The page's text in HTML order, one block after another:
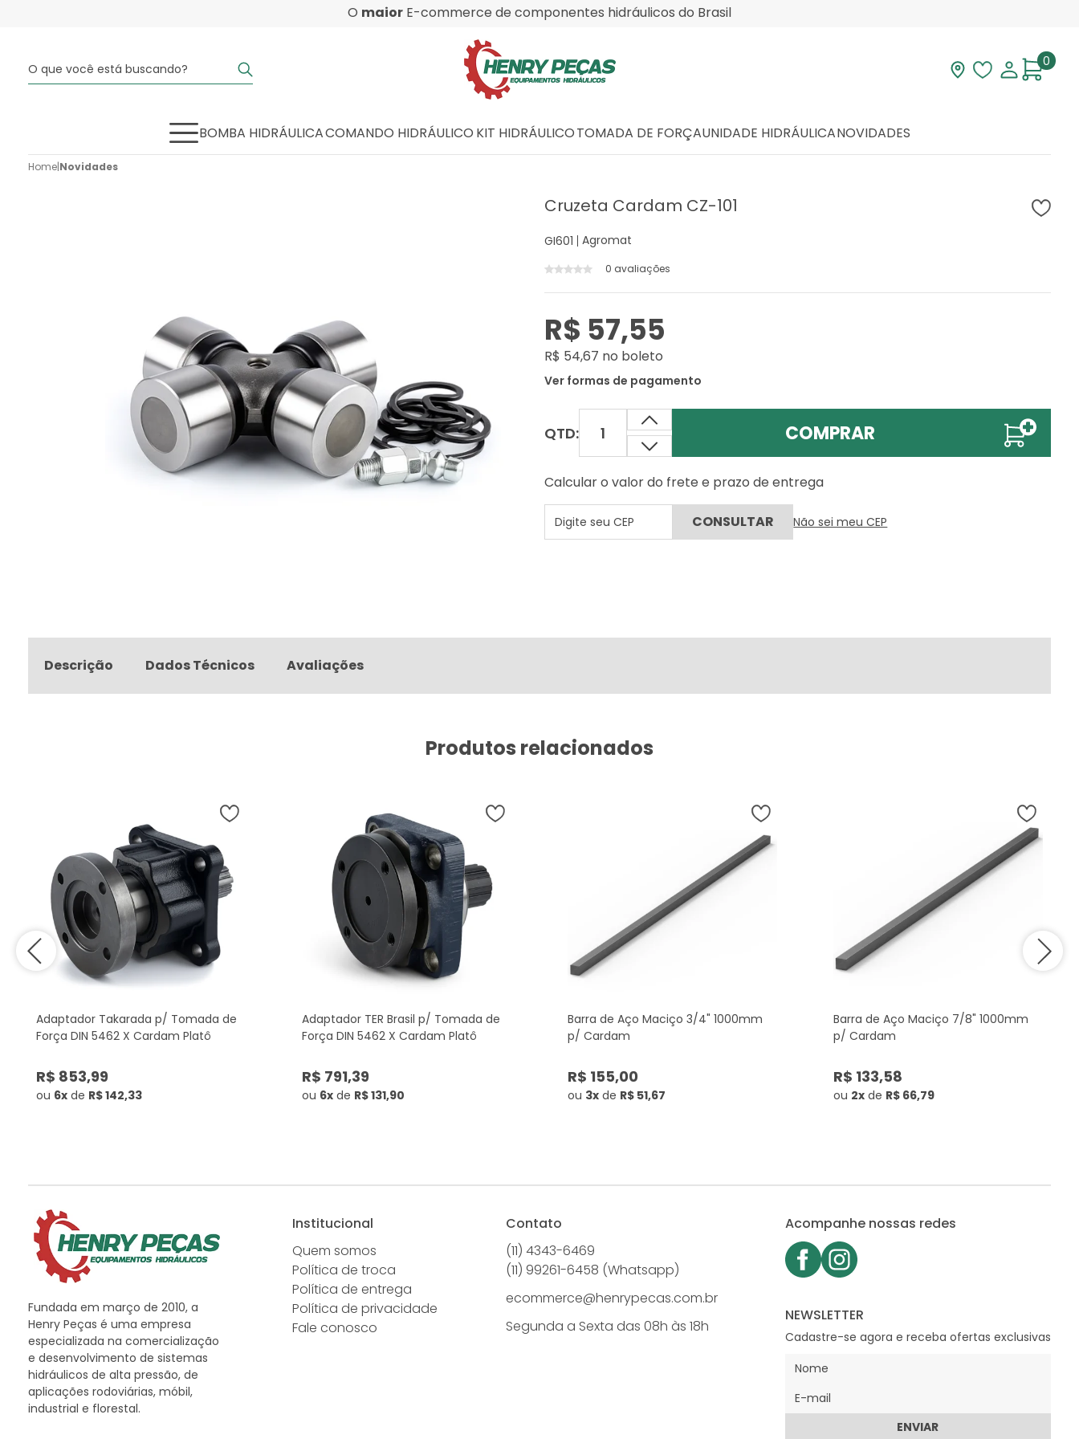
O maior E-commerce de componentes hidráulicos do Brasil
Visite nossa loja
Lista deMinha
0
BOMBA HIDRÁULICACOMANDO HIDRÁULICO KIT HIDRÁULICOTOMADA DE FORÇAUNIDADE HIDRÁULICANOVIDADES
Home|Novidades
Cruzeta Cardam CZ-101
GI601 Agromat
0 avaliações
R$ 57,55
R$ 54,67 no boleto
Ver formas de pagamento
QTD: COMPRAR
Calcular o valor do frete e prazo de entrega
Não sei meu CEP
Descrição Dados Técnicos Avaliações
Produtos relacionados
Adaptador Takarada p/ Tomada de
Força DIN 5462 X Cardam Platô
R$ 853,99
ou 6x de R$ 142,33
Adaptador TER Brasil p/ Tomada de
Força DIN 5462 X Cardam Platô
R$ 791,39
ou 6x de R$ 131,90
Barra de Aço Maciço 3/4" 1000mm
p/ Cardam
R$ 155,00
ou 3x de R$ 51,67
Barra de Aço Maciço 7/8" 1000mm
p/ Cardam
R$ 133,58
ou 2x de R$ 66,79
Fundada em março de 2010, a
Henry Peças é uma empresa
especializada na comercialização
e desenvolvimento de sistemas
hidráulicos de alta pressão, de
aplicações rodoviárias, móbil,
industrial e florestal.
Institucional
Quem somos
Política de troca
Política de entrega
Política de privacidade
Fale conosco
Contato
(11) 4343-6469
(11) 99261-6458 (Whatsapp)
ecommerce@henrypecas.com.br
Segunda a Sexta das 08h às 18h
Acompanhe nossas redes
NEWSLETTER
Cadastre-se agora e receba ofertas exclusivas
ENVIAR